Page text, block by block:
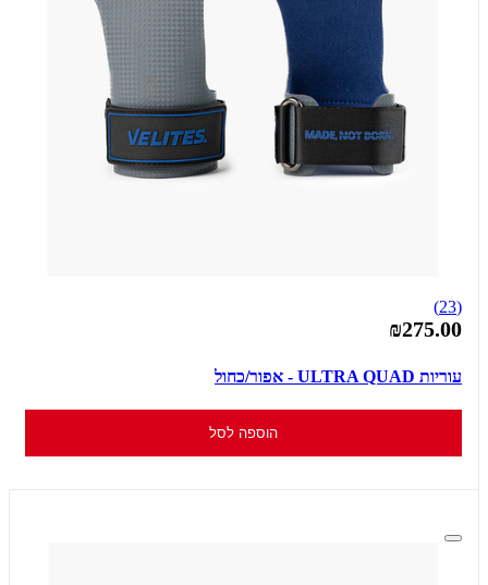
(23)
₪275.00
עוריות ULTRA QUAD - אפור/כחול
הוספה לסל